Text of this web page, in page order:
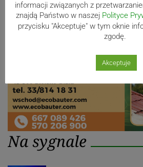
Na sygnale
informacji związanych z
znajdą Państwo w naszej Polityce
przycisku "Akceptuje" w tym oknie
zgodę.
Akceptuje